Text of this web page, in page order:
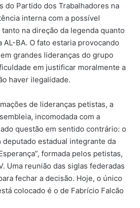
do Partido dos Trabalhadores na
interna com a possível
na direção da legenda quanto
AL-BA. O fato estaria provocando
grandes lideranças do grupo
em justificar moralmente a
haver ilegalidade.
de lideranças petistas, a
incomodada com a
questão em sentido contrário: o
estadual integrante da
formada pelos petistas,
Uma reunião das siglas federadas
fechar a decisão. Hoje, o único
colocado é o de Fabrício Falcão